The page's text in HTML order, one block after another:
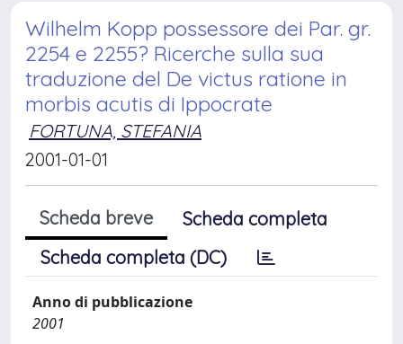
Wilhelm Kopp possessore dei Par. gr.
2254 e 2255? Ricerche sulla sua
traduzione del De victus ratione in
morbis acutis di Ippocrate
FORTUNA, STEFANIA
2001-01-01
Scheda breve
Scheda completa
Scheda completa (DC)
Anno di pubblicazione
2001